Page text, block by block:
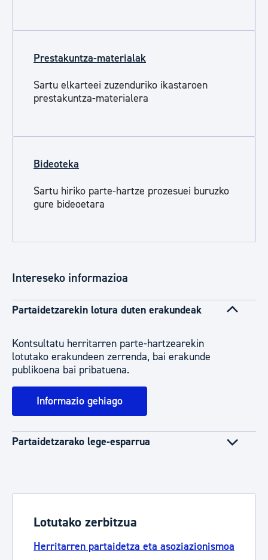
Prestakuntza-materialak
Sartu elkarteei zuzenduriko ikastaroen
prestakuntza-materialera
Bideoteka
Sartu hiriko parte-hartze prozesuei buruzko
gure bideoetara
Intereseko informazioa
Partaidetzarekin lotura duten erakundeak
Kontsultatu herritarren parte-hartzearekin
lotutako erakundeen zerrenda, bai erakunde
publikoena bai pribatuena.
Informazio gehiago
Partaidetzarako lege-esparrua
Lotutako zerbitzua
Herritarren partaidetza eta asoziazionismoa